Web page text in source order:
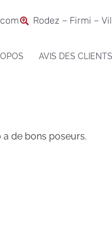
Rodez – Firmi –
AVIS DES CLIENTS
a de bons poseurs.